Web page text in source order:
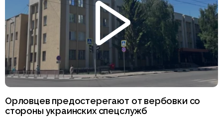
Орловцев предостерегают от вербовки со
стороны украинских спецслужб